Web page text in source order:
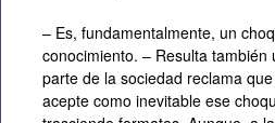
– Es, fundamentalmente, un
conocimiento. – Resulta
parte de la sociedad reclama
acepte como inevitable ese